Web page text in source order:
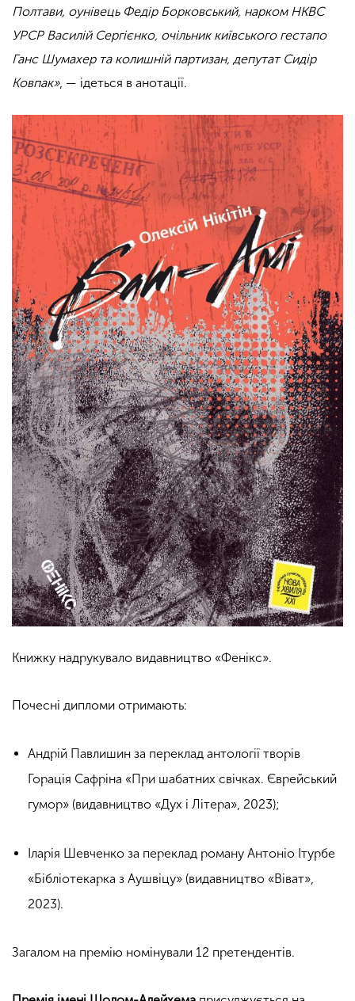
Полтави, оунівець Федір Борковський, нарком НКВС
УРСР Василій Сергієнко, очільник київського гестапо
Ганс Шумахер та колишній партизан, депутат Сидір
Ковпак», — ідеться в анотації.
Книжку надрукувало видавництво «Фенікс».
Почесні дипломи отримають:
Андрій Павлишин за переклад антології творів
Горація Сафріна «При шабатних свічках. Єврейський
гумор» (видавництво «Дух і Літера», 2023);
Іларія Шевченко за переклад роману Антоніо Ітурбе
«Бібліотекарка з Аушвіцу» (видавництво «Віват»,
2023).
Загалом на премію номінували 12 претендентів.